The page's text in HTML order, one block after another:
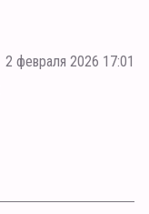
2 февраля 2026 17:01